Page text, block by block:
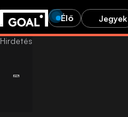
Élő Jegyek